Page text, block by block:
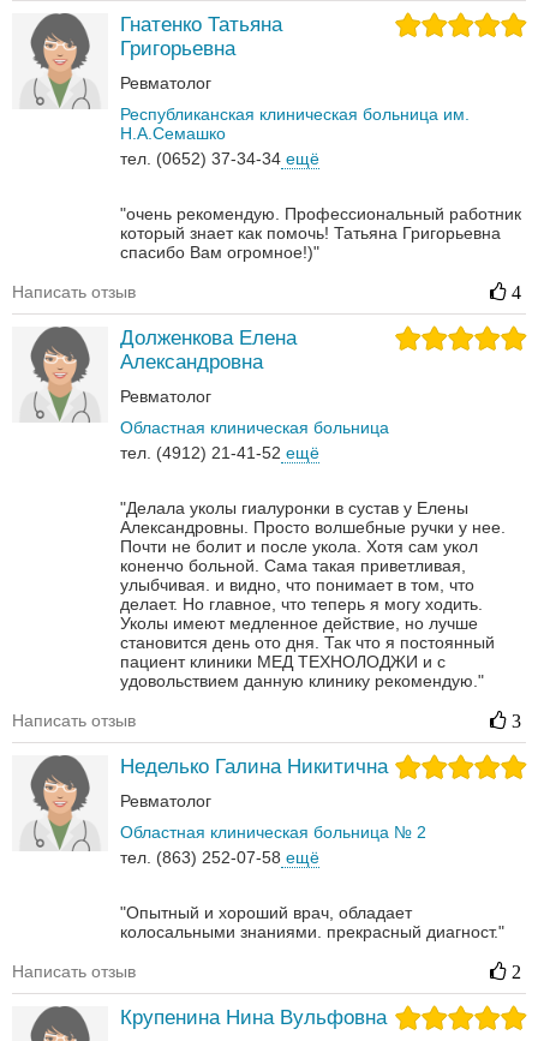
Гнатенко Татьяна
Григорьевна
Ревматолог
Республиканская клиническая больница им.
Н.А.Семашко
тел. (0652) 37-34-34 ещё
"очень рекомендую. Профессиональный работник
который знает как помочь! Татьяна Григорьевна
спасибо Вам огромное!)"
Написать отзыв 4
Долженкова Елена
Александровна
Ревматолог
Областная клиническая больница
тел. (4912) 21-41-52 ещё
"Делала уколы гиалуронки в сустав у Елены
Александровны. Просто волшебные ручки у нее.
Почти не болит и после укола. Хотя сам укол
коненчо больной. Сама такая приветливая,
улыбчивая. и видно, что понимает в том, что
делает. Но главное, что теперь я могу ходить.
Уколы имеют медленное действие, но лучше
становится день ото дня. Так что я постоянный
пациент клиники МЕД ТЕХНОЛОДЖИ и с
удовольствием данную клинику рекомендую."
Написать отзыв 3
Неделько Галина Никитична
Ревматолог
Областная клиническая больница № 2
тел. (863) 252-07-58 ещё
"Опытный и хороший врач, обладает
колосальными знаниями. прекрасный диагност."
Написать отзыв 2
Крупенина Нина Вульфовна